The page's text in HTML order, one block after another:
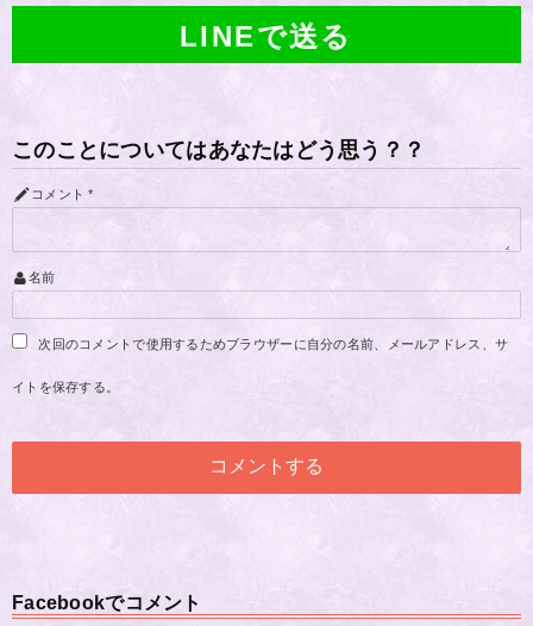
LINEで送る
このことについてはあなたはどう思う？？
コメント *
名前
次回のコメントで使用するためブラウザーに自分の名前、メールアドレス、サ
イトを保存する。
Facebookでコメント